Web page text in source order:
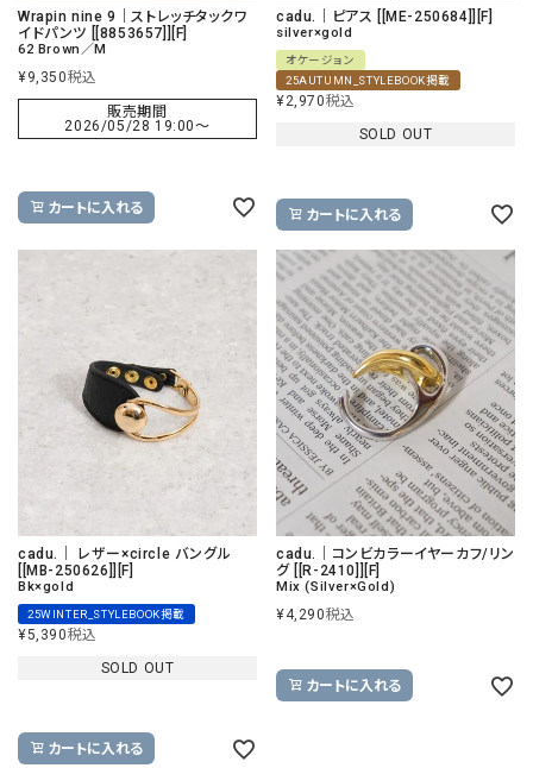
Wrapin nine 9｜ストレッチタックワ
イドパンツ [[8853657]][F]
62 Brown／M
¥9,350税込
販売期間
2026/05/28 19:00〜
カートに入れる
cadu.｜ピアス [[ME-250684]][F]
silver×gold
オケージョン
25AUTUMN_STYLEBOOK掲載
¥2,970税込
SOLD OUT
カートに入れる
cadu.｜ レザー×circle バングル
[[MB-250626]][F]
Bk×gold
25WINTER_STYLEBOOK掲載
¥5,390税込
SOLD OUT
カートに入れる
cadu.｜コンビカラーイヤーカフ/リン
グ [[R-2410]][F]
Mix (Silver×Gold)
¥4,290税込
カートに入れる